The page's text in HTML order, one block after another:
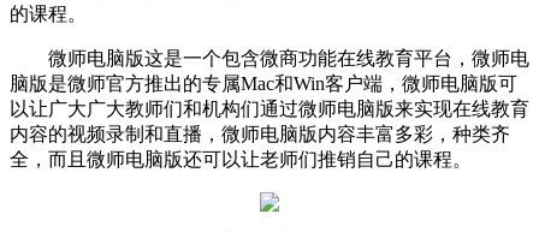
的课程。
微师电脑版这是一个包含微商功能在线教育平台，微师电
脑版是微师官方推出的专属Mac和Win客户端，微师电脑版可
以让广大广大教师们和机构们通过微师电脑版来实现在线教育
内容的视频录制和直播，微师电脑版内容丰富多彩，种类齐
全，而且微师电脑版还可以让老师们推销自己的课程。